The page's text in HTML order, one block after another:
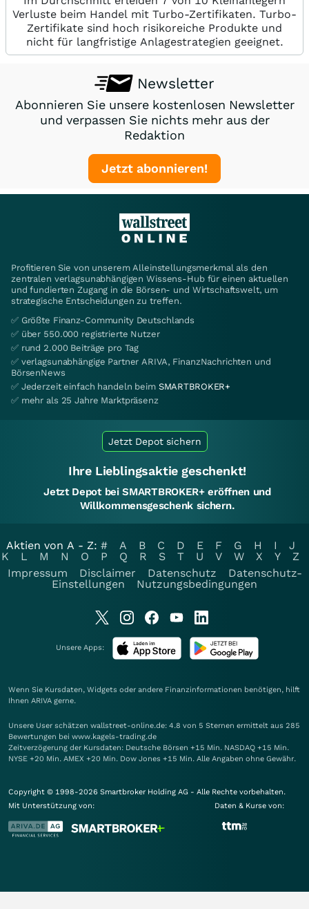
Verluste beim Handel mit Turbo-Zertifikaten. Turbo-
Zertifikate sind hoch risikoreiche Produkte und
nicht für langfristige Anlagestrategien geeignet.
Newsletter
Abonnieren Sie unsere kostenlosen Newsletter
und verpassen Sie nichts mehr aus der
Redaktion
Jetzt abonnieren!
Profitieren Sie von unserem Alleinstellungsmerkmal als den
zentralen verlagsunabhängigen Wissens-Hub für einen aktuellen
und fundierten Zugang in die Börsen- und Wirtschaftswelt, um
strategische Entscheidungen zu treffen.
✅ Größte Finanz-Community Deutschlands
✅ über 550.000 registrierte Nutzer
✅ rund 2.000 Beiträge pro Tag
✅ verlagsunabhängige Partner ARIVA, FinanzNachrichten und
BörsenNews
✅ Jederzeit einfach handeln beim SMARTBROKER+
✅ mehr als 25 Jahre Marktpräsenz
Jetzt Depot sichern
Ihre Lieblingsaktie geschenkt!
Jetzt Depot bei SMARTBROKER+ eröffnen und
Willkommensgeschenk sichern.
Aktien von A - Z: # A B C D E F G H I
J
K
L M N O P Q R S T U V W X Y
Z
Impressum
Disclaimer Datenschutz
Datenschutz-
Einstellungen
Nutzungsbedingungen
Unsere Apps:
Wenn Sie Kursdaten, Widgets oder andere Finanzinformationen benötigen, hilft
Ihnen ARIVA gerne.
Unsere User schätzen wallstreet-online.de: 4.8 von 5 Sternen ermittelt aus 285
Bewertungen bei www.kagels-trading.de
Zeitverzögerung der Kursdaten: Deutsche Börsen +15 Min. NASDAQ +15 Min.
NYSE +20 Min. AMEX +20 Min. Dow Jones +15 Min. Alle Angaben ohne Gewähr.
Copyright © 1998-2026 Smartbroker Holding AG - Alle Rechte vorbehalten.
Mit Unterstützung von:
Daten & Kurse von: